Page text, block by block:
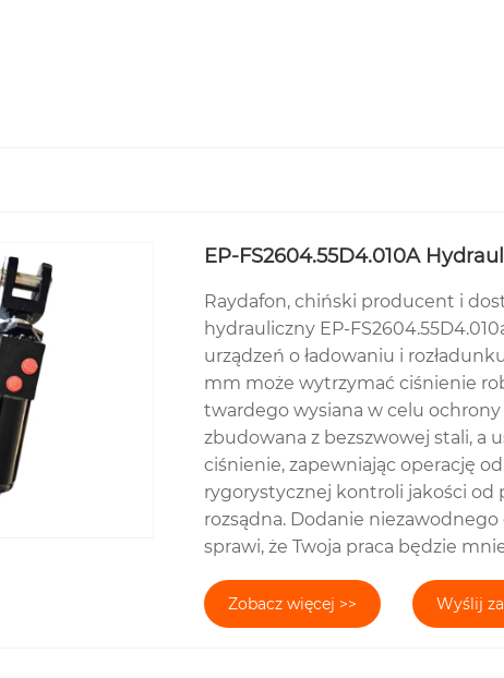
EP-FS2604.55D4.010A
Raydafon, chiński producent i
hydrauliczny EP-
urządzeń o ładowaniu i
mm może wytrzymać ciśnienie
twardego wysiana w celu
zbudowana z bezszwowej stali, a
ciśnienie, zapewniając operację
rygorystycznej kontroli jakości
rozsądna. Dodanie
sprawi, że Twoja praca będzie
Zobacz więcej >> Wyślij